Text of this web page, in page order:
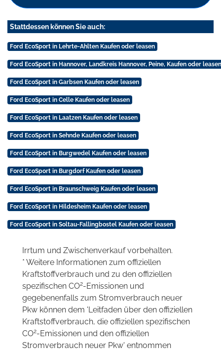
Stattdessen können Sie auch:
Ford EcoSport in Lehrte-Ahlten Kaufen oder leasen
Ford EcoSport in Hannover, Landkreis Hannover, Peine, Kaufen oder leasen
Ford EcoSport in Garbsen Kaufen oder leasen
Ford EcoSport in Celle Kaufen oder leasen
Ford EcoSport in Laatzen Kaufen oder leasen
Ford EcoSport in Sehnde Kaufen oder leasen
Ford EcoSport in Burgwedel Kaufen oder leasen
Ford EcoSport in Burgdorf Kaufen oder leasen
Ford EcoSport in Braunschweig Kaufen oder leasen
Ford EcoSport in Hildesheim Kaufen oder leasen
Ford EcoSport in Soltau-Fallingbostel Kaufen oder leasen
Irrtum und Zwischenverkauf vorbehalten.
* Weitere Informationen zum offiziellen
Kraftstoffverbrauch und zu den offiziellen
spezifischen CO2-Emissionen und
gegebenenfalls zum Stromverbrauch neuer
Pkw können dem 'Leitfaden über den offiziellen
Kraftstoffverbrauch, die offiziellen spezifischen
CO2-Emissionen und den offiziellen
Stromverbrauch neuer Pkw' entnommen